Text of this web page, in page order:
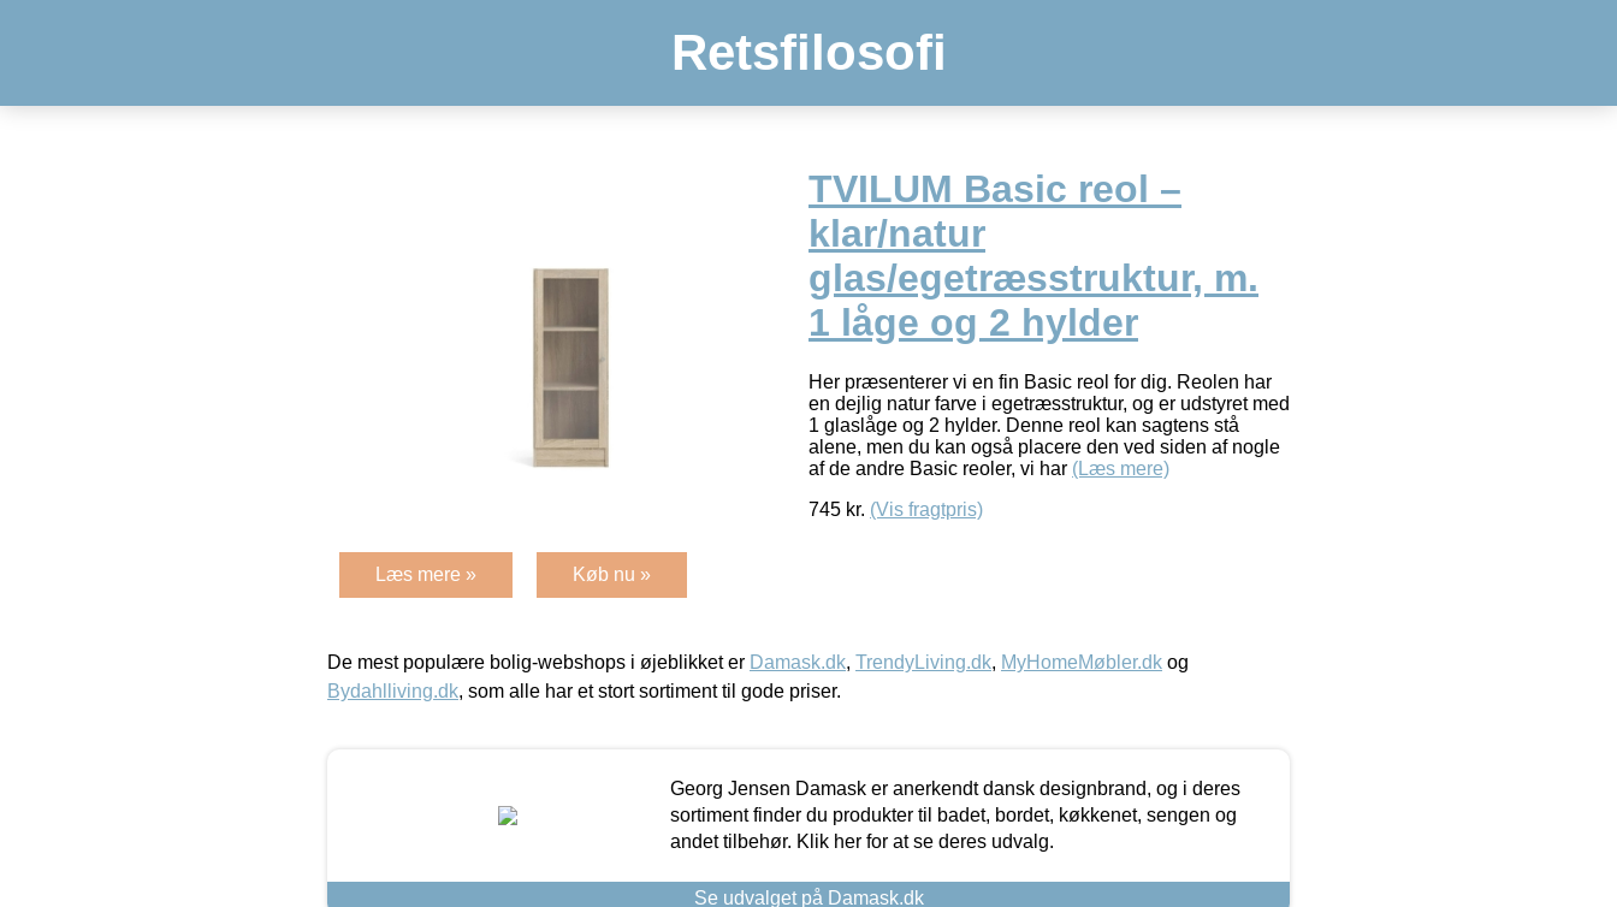
Retsfilosofi
TVILUM Basic reol –
klar/natur
glas/egetræsstruktur, m.
1 låge og 2 hylder
Her præsenterer vi en fin Basic reol for dig. Reolen har
en dejlig natur farve i egetræsstruktur, og er udstyret med
1 glaslåge og 2 hylder. Denne reol kan sagtens stå
alene, men du kan også placere den ved siden af nogle
af de andre Basic reoler, vi har (Læs mere)
745 kr. (Vis fragtpris)
Læs mere » Køb nu »
De mest populære bolig-webshops i øjeblikket er Damask.dk, TrendyLiving.dk, MyHomeMøbler.dk og
Bydahlliving.dk, som alle har et stort sortiment til gode priser.
Georg Jensen Damask er anerkendt dansk designbrand, og i deres
sortiment finder du produkter til badet, bordet, køkkenet, sengen og
andet tilbehør. Klik her for at se deres udvalg.
Se udvalget på Damask.dk